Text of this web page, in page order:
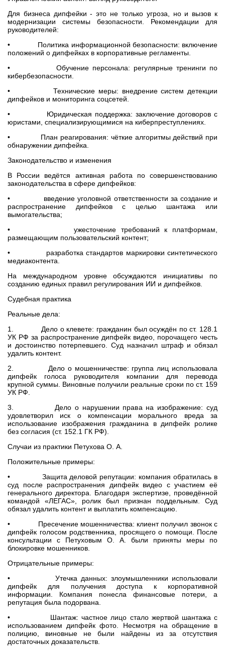
Для бизнеса дипфейки - это не только угроза, но и вызов к
модернизации системы безопасности. Рекомендации для
руководителей:
• Политика информационной безопасности: включение
положений о дипфейках в корпоративные регламенты.
• Обучение персонала: регулярные тренинги по
кибербезопасности.
• Технические меры: внедрение систем детекции
дипфейков и мониторинга соцсетей.
• Юридическая поддержка: заключение договоров с
юристами, специализирующимися на киберпреступлениях.
• План реагирования: чёткие алгоритмы действий при
обнаружении дипфейка.
Законодательство и изменения
В России ведётся активная работа по совершенствованию
законодательства в сфере дипфейков:
• введение уголовной ответственности за создание и
распространение дипфейков с целью шантажа или
вымогательства;
• ужесточение требований к платформам,
размещающим пользовательский контент;
• разработка стандартов маркировки синтетического
медиаконтента.
На международном уровне обсуждаются инициативы по
созданию единых правил регулирования ИИ и дипфейков.
Судебная практика
Реальные дела:
1. Дело о клевете: гражданин был осуждён по ст. 128.1
УК РФ за распространение дипфейк видео, порочащего честь
и достоинство потерпевшего. Суд назначил штраф и обязал
удалить контент.
2. Дело о мошенничестве: группа лиц использовала
дипфейк голоса руководителя компании для перевода
крупной суммы. Виновные получили реальные сроки по ст. 159
УК РФ.
3. Дело о нарушении права на изображение: суд
удовлетворил иск о компенсации морального вреда за
использование изображения гражданина в дипфейк ролике
без согласия (ст. 152.1 ГК РФ).
Случаи из практики Петухова О. А.
Положительные примеры:
• Защита деловой репутации: компания обратилась в
суд после распространения дипфейк видео с участием её
генерального директора. Благодаря экспертизе, проведённой
командой «ЛЕГАС», ролик был признан поддельным. Суд
обязал удалить контент и выплатить компенсацию.
• Пресечение мошенничества: клиент получил звонок с
дипфейк голосом родственника, просящего о помощи. После
консультации с Петуховым О. А. были приняты меры по
блокировке мошенников.
Отрицательные примеры:
• Утечка данных: злоумышленники использовали
дипфейк для получения доступа к корпоративной
информации. Компания понесла финансовые потери, а
репутация была подорвана.
• Шантаж: частное лицо стало жертвой шантажа с
использованием дипфейк фото. Несмотря на обращение в
полицию, виновные не были найдены из за отсутствия
достаточных доказательств.